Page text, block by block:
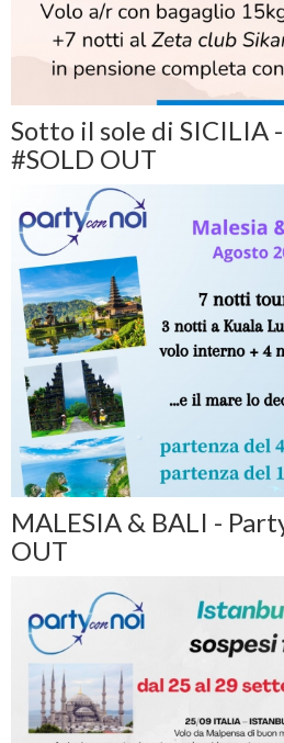
Sotto il sole di SICILIA
#SOLD OUT
MALESIA & BALI -
OUT